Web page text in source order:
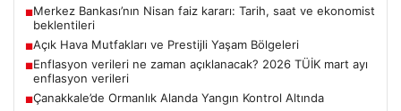
■Merkez Bankası’nın Nisan faiz kararı: Tarih, saat ve ekonomist
beklentileri
■Açık Hava Mutfakları ve Prestijli Yaşam Bölgeleri
■Enflasyon verileri ne zaman açıklanacak? 2026 TÜİK mart ayı
enflasyon verileri
■Çanakkale’de Ormanlık Alanda Yangın Kontrol Altında